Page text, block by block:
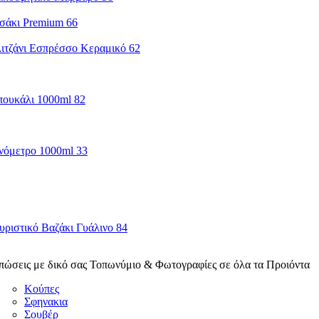
με δικό σας Τοπωνύμιο & Φωτογραφίες σε όλα τα Προιόντα
Κούπες
Σφηνακια
Σουβέρ